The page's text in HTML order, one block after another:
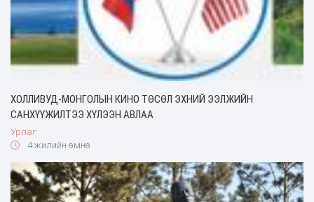
ХОЛЛИВУД-МОНГОЛЫН КИНО ТӨСӨЛ ЭХНИЙ ЭЭЛЖИЙН
САНХҮҮЖИЛТЭЭ ХҮЛЭЭН АВЛАА
Урлаг
4 жилийн өмнө